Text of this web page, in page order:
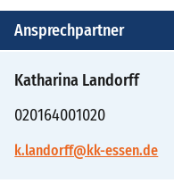
Ansprechpartner
Katharina Landorff
020164001020
k.landorff@kk-essen.de